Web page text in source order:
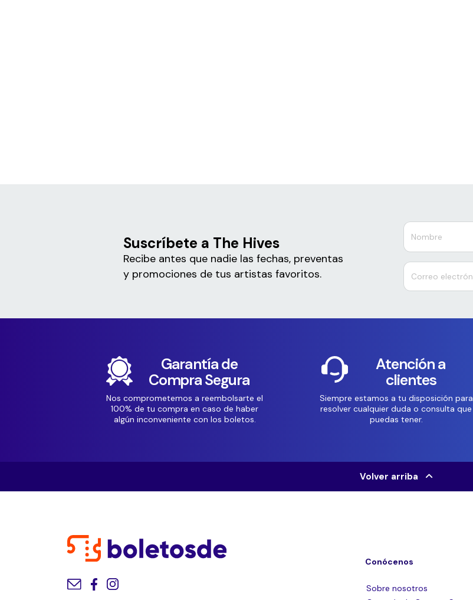
Suscríbete a The Hives
Recibe antes que nadie las fechas, preventas
y promociones de tus artistas favoritos.
Garantía de
Compra Segura
Nos comprometemos a reembolsarte el
100% de tu compra en caso de haber
algún inconveniente con los boletos.
Atención a
clientes
Siempre estamos a tu disposición para
resolver cualquier duda o consulta que
puedas tener.
Volver arriba
Conócenos
Sobre nosotros